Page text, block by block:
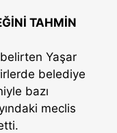
TAHMİN
Yaşar
belediye
bazı
meclis